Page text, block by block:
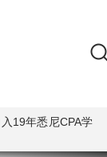
19年悉尼CPA学